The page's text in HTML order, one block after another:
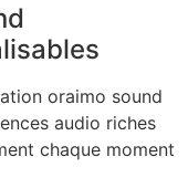
oraimo sound
audio riches
chaque moment